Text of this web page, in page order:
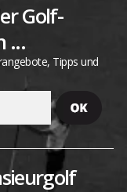
Golf-
...
Tipps und